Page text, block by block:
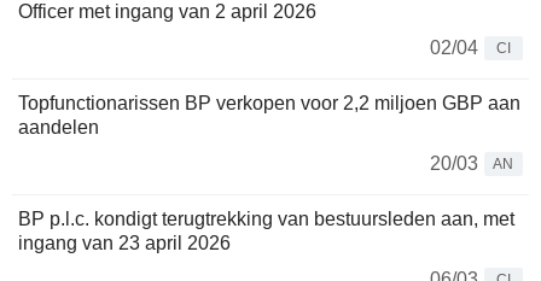
Officer met ingang van 2 april 2026
02/04
CI
Topfunctionarissen BP verkopen voor 2,2 miljoen GBP aan
aandelen
20/03
AN
BP p.l.c. kondigt terugtrekking van bestuursleden aan, met
ingang van 23 april 2026